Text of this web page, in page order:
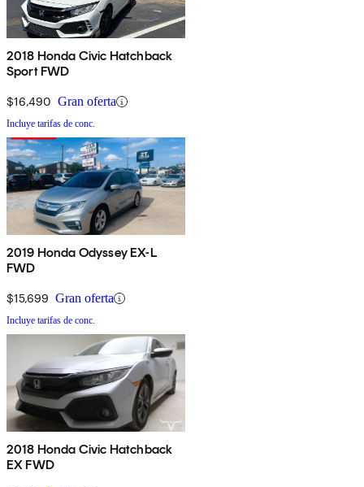
2018 Honda Civic Hatchback
Sport FWD
$16,490 Gran oferta
Incluye tarifas de conc.
2019 Honda Odyssey EX-L
FWD
$15,699 Gran oferta
Incluye tarifas de conc.
2018 Honda Civic Hatchback
EX FWD